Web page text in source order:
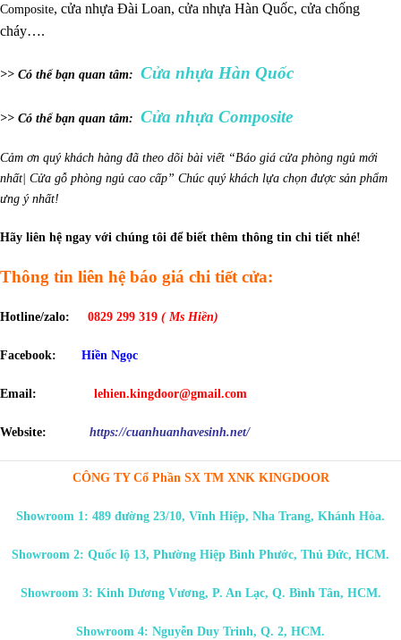
Composite, cửa nhựa Đài Loan, cửa nhựa Hàn Quốc, cửa chống
cháy….
>> Có thể bạn quan tâm: Cửa nhựa Hàn Quốc
>> Có thể bạn quan tâm: Cửa nhựa Composite
Cảm ơn quý khách hàng đã theo dõi bài viết “Báo giá cửa phòng ngủ mới
nhất| Cửa gỗ phòng ngủ cao cấp” Chúc quý khách lựa chọn được sản phẩm
ưng ý nhất!
Hãy liên hệ ngay với chúng tôi để biết thêm thông tin chi tiết nhé!
Thông tin liên hệ báo giá chi tiết cửa:
Hotline/zalo: 0829 299 319 ( Ms Hiền)
Facebook: Hiền Ngọc
Email: lehien.kingdoor@gmail.com
Website: https://cuanhuanhavesinh.net/
CÔNG TY Cổ Phần SX TM XNK KINGDOOR
Showroom 1: 489 đường 23/10, Vĩnh Hiệp, Nha Trang, Khánh Hòa.
Showroom 2: Quốc lộ 13, Phường Hiệp Bình Phước, Thủ Đức, HCM.
Showroom 3: Kinh Dương Vương, P. An Lạc, Q. Bình Tân, HCM.
Showroom 4: Nguyễn Duy Trinh, Q. 2, HCM.